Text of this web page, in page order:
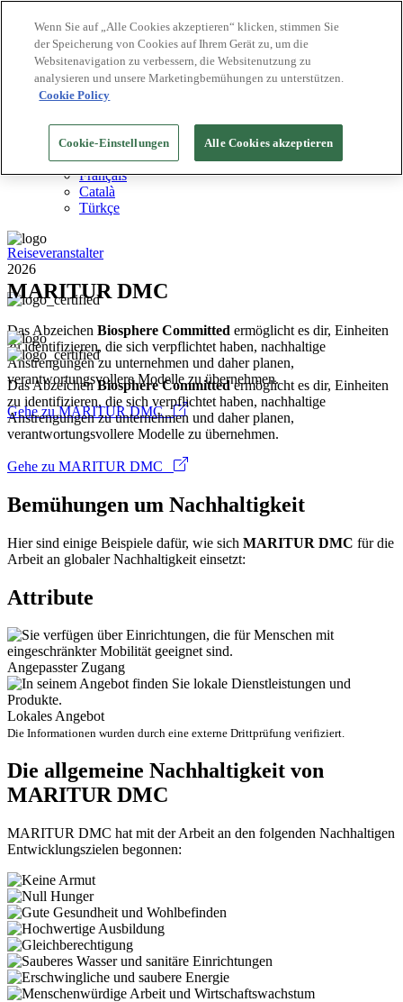
Biosphere Reiseziele
Biosphere Unternehmen
Wie wir bewerten
Über uns
English
Español
Português
Français
Català
Türkçe
2026
Das Abzeichen Biosphere Committed ermöglicht es dir, Einheiten
zu identifizieren, die sich verpflichtet haben, nachhaltige
Anstrengungen zu unternehmen und daher planen,
verantwortungsvollere Modelle zu übernehmen.
Gehe zu MARITUR DMC
Reiseveranstalter
MARITUR DMC
Das AbzeichenBiosphere Committedermöglicht es dir, Einheiten
zu identifizieren, die sich verpflichtet haben, nachhaltige
Anstrengungen zu unternehmen und daher planen,
verantwortungsvollere Modelle zu übernehmen.
Gehe zu MARITUR DMC
Bemühungen um Nachhaltigkeit
Hier sind einige Beispiele dafür, wie sich MARITUR DMC für die
Arbeit an globaler Nachhaltigkeit einsetzt:
Attribute
Angepasster Zugang
Lokales Angebot
Die Informationen wurden durch eine externe Drittprüfung verifiziert.
Die allgemeine Nachhaltigkeit von
MARITUR DMC
MARITUR DMC hat mit der Arbeit an den folgenden Nachhaltigen
Entwicklungszielen begonnen:
Wenn Sie auf „Alle Cookies akzeptieren“ klicken, stimmen Sie
der Speicherung von Cookies auf Ihrem Gerät zu, um die
Websitenavigation zu verbessern, die Websitenutzung zu
analysieren und unsere Marketingbemühungen zu unterstützen.
Cookie Policy
Cookie-Einstellungen Alle Cookies akzeptieren